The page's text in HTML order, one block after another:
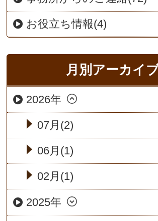
お役立ち情報(4)
月別アーカイ
2026年
07月(2)
06月(1)
02月(1)
2025年